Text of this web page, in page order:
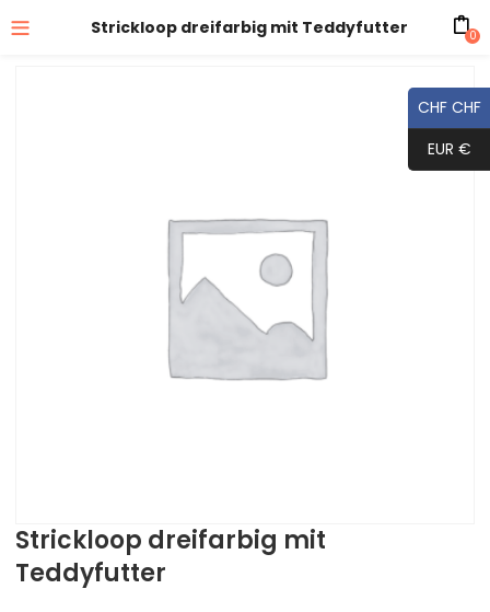
Strickloop dreifarbig mit Teddyfutter 0
Strickloop dreifarbig mit
Teddyfutter
CHF CHF
EUR €